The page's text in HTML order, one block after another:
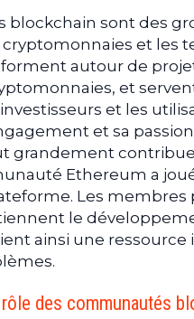
blockchain sont des
et les
autour de
et
et les
et sa
grandement
Ethereum a
Les
le
ainsi une ressource
des communautés